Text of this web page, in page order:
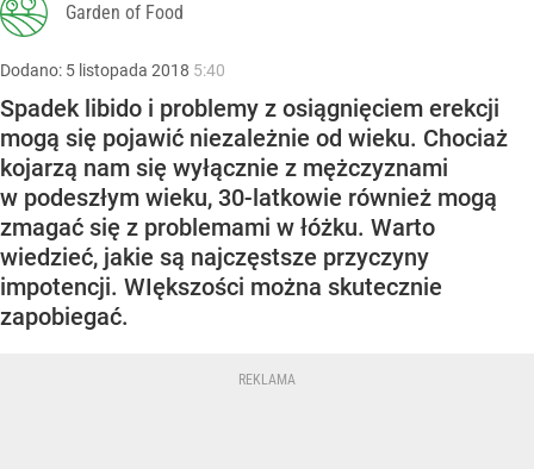
Garden of Food
Dodano: 5 listopada 2018 5:40
Spadek libido i problemy z osiągnięciem erekcji
mogą się pojawić niezależnie od wieku. Chociaż
kojarzą nam się wyłącznie z mężczyznami
w podeszłym wieku, 30-latkowie również mogą
zmagać się z problemami w łóżku. Warto
wiedzieć, jakie są najczęstsze przyczyny
impotencji. WIększości można skutecznie
zapobiegać.